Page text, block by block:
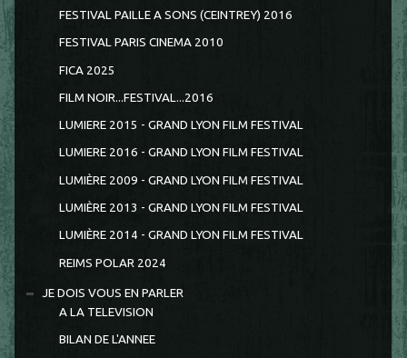
FESTIVAL PAILLE A SONS (CEINTREY) 2016
FESTIVAL PARIS CINEMA 2010
FICA 2025
FILM NOIR...FESTIVAL...2016
LUMIERE 2015 - GRAND LYON FILM FESTIVAL
LUMIERE 2016 - GRAND LYON FILM FESTIVAL
LUMIÈRE 2009 - GRAND LYON FILM FESTIVAL
LUMIÈRE 2013 - GRAND LYON FILM FESTIVAL
LUMIÈRE 2014 - GRAND LYON FILM FESTIVAL
REIMS POLAR 2024
JE DOIS VOUS EN PARLER
A LA TELEVISION
BILAN DE L'ANNEE